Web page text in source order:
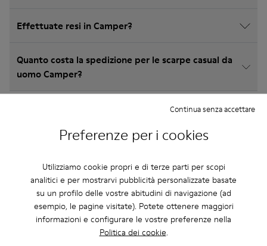
Preferenze per i cookies
Utilizziamo cookie propri e di terze parti per scopi
analitici e per mostrarvi pubblicità personalizzate basate
su un profilo delle vostre abitudini di navigazione (ad
esempio, le pagine visitate). Potete ottenere maggiori
informazioni e configurare le vostre preferenze nella
Politica dei cookie.
Continua senza accettare
Effettuate resi in Camper?
Quanto costa la spedizione per le scarpe casual da
uomo Camper?
Stivaletti Scarpe non in pelle
Ballerine
Mocassini Clogs